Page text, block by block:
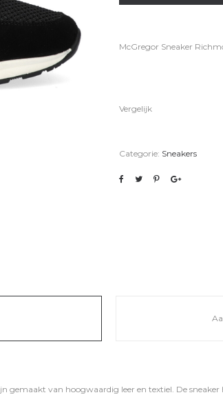
McGregor Sneaker
Vergelijk
Categorie: Sneakers
gemaakt van hoogwaardig leer en textiel. De